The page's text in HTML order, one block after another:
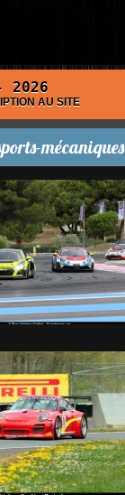
2026
AU SITE
mécaniques